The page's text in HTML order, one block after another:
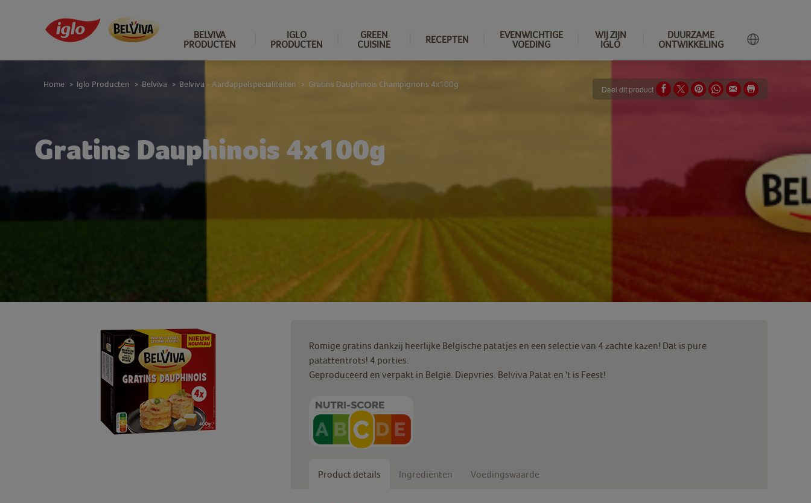
BELVIVA
PRODUCTEN
IGLO
PRODUCTEN
GREEN
CUISINE
RECEPTEN
EVENWICHTIGE
VOEDING
WIJ ZIJN
IGLO
DUURZAME
ONTWIKKELING
Gratins Dauphinois 4x100g
Home > Iglo Producten > Belviva > Belviva - Aardappelspecialiteiten > Gratins Dauphinois Champignons 4x100g Deel dit product
Romige gratins dankzij heerlijke Belgische patatjes en een selectie van 4 zachte kazen! Dat is pure
patattentrots! 4 porties.
Geproduceerd en verpakt in België. Diepvries. Belviva Patat en 't is Feest!
Product details Ingrediënten Voedingswaarde